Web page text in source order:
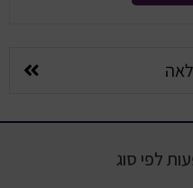
לפי סוג